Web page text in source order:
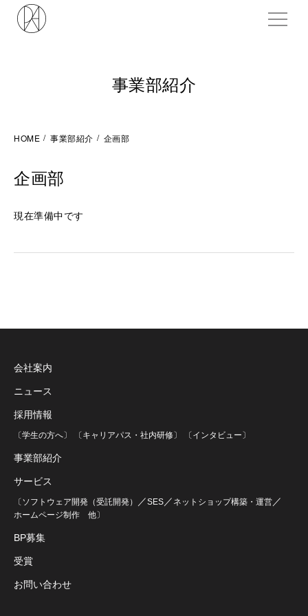
事業部紹介
HOME 事業部紹介 企画部
企画部
現在準備中です
会社案内
ニュース
採用情報
〔学生の方へ〕 〔キャリアパス・社内研修〕 〔インタビュー〕
事業部紹介
サービス
〔ソフトウェア開発（受託開発） ／SES ／ ネットショップ構築・運営 ／
ホームページ制作 他〕
BP募集
受賞
お問い合わせ